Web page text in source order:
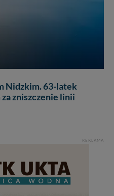
Nidzkim. 63-latek
zniszczenie linii
REKLAMA